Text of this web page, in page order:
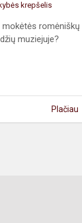
krepšelis
mokėtės romėniškų
muziejuje?
Plačiau